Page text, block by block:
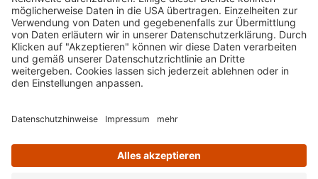
Ausbildung & Karriere
Impressum Datenschutz Barrierefreiheit
literaturportal-bayern.de